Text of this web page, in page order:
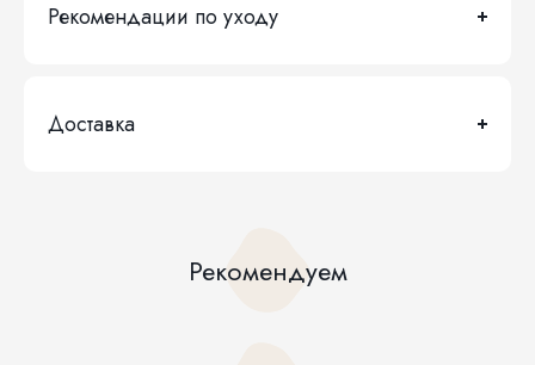
Рекомендации по уходу
Доставка
Рекомендуем